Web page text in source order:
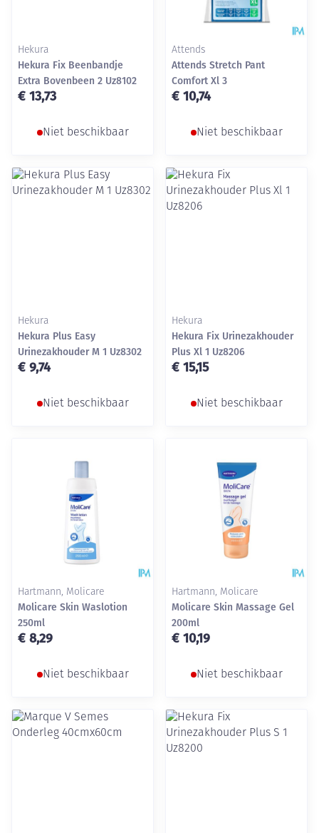
Hekura
Hekura Fix Beenbandje
Extra Bovenbeen 2 Uz8102
€ 13,73
Niet beschikbaar
Attends
Attends Stretch Pant
Comfort Xl 3
€ 10,74
Niet beschikbaar
Hekura
Hekura Plus Easy
Urinezakhouder M 1 Uz8302
€ 9,74
Niet beschikbaar
Hekura
Hekura Fix Urinezakhouder
Plus Xl 1 Uz8206
€ 15,15
Niet beschikbaar
Hartmann, Molicare
Molicare Skin Waslotion
250ml
€ 8,29
Niet beschikbaar
Hartmann, Molicare
Molicare Skin Massage Gel
200ml
€ 10,19
Niet beschikbaar